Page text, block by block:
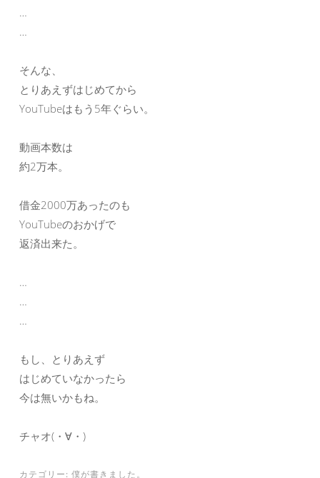
…
…
そんな、
とりあえずはじめてから
YouTubeはもう5年ぐらい。
動画本数は
約2万本。
借金2000万あったのも
YouTubeのおかげで
返済出来た。
…
…
…
もし、とりあえず
はじめていなかったら
今は無いかもね。
チャオ(・∀・)
カテゴリー: 僕が書きました。